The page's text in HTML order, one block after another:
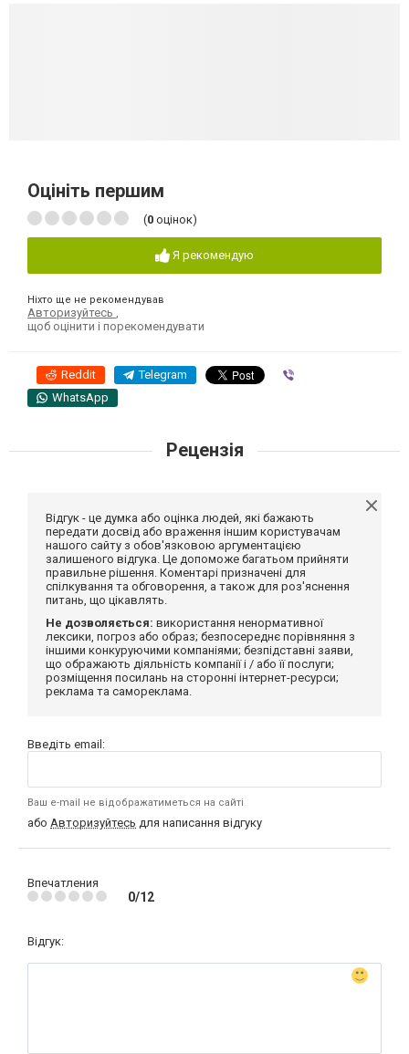
Оцініть першим
(0 оцінок)
Я рекомендую
Ніхто ще не рекомендував
Авторизуйтесь ,
щоб оцінити і порекомендувати
Reddit Telegram
WhatsApp
Рецензія
Відгук - це думка або оцінка людей, які бажають
передати досвід або враження іншим користувачам
нашого сайту з обов'язковою аргументацією
залишеного відгука. Це допоможе багатьом прийняти
правильне рішення. Коментарі призначені для
спілкування та обговорення, а також для роз'яснення
питань, що цікавлять.
Не дозволяється: використання ненормативної
лексики, погроз або образ; безпосереднє порівняння з
іншими конкуруючими компаніями; безпідставні заяви,
що ображають діяльність компанії і / або її послуги;
розміщення посилань на сторонні інтернет-ресурси;
реклама та самореклама.
Введіть email:
Ваш e-mail не відображатиметься на сайті
або Авторизуйтесь для написання відгуку
Впечатления
0/12
Відгук: